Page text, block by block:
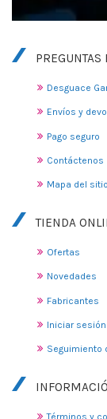
PREGUNTAS
Desguace
Envíos y
Pago seguro
Contáctenos
Mapa del sitio
TIENDA
Ofertas
Novedades
Fabricantes
Iniciar sesión
Seguimiento
Términos y